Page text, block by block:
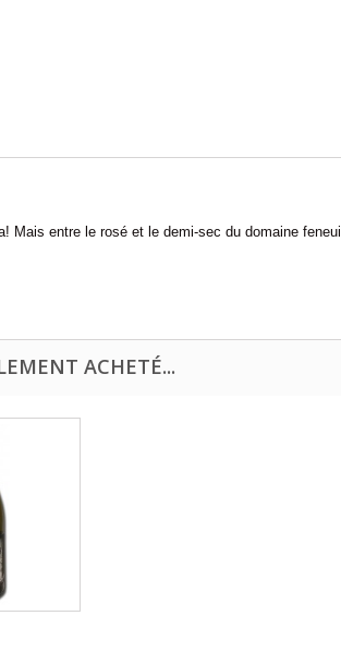
Mais entre le rosé et le demi-sec du domaine feneuil
ACHETÉ...